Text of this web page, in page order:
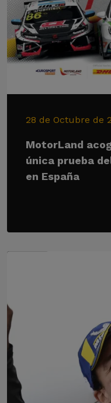
28 de Octubre de
MotorLand
única prueba
en España